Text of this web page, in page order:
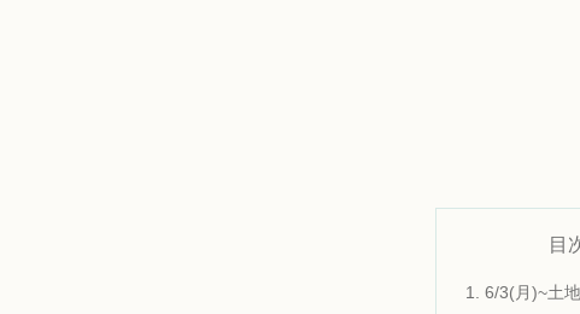
目
6/3(月)~土